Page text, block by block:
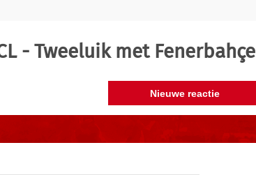
- Tweeluik met Fenerbahçe